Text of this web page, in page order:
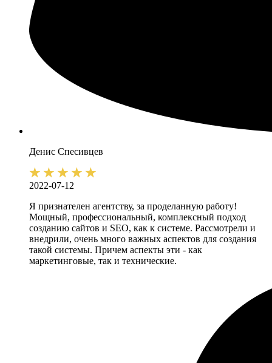
Денис Спесивцев
2022-07-12
Я признателен агентству, за проделанную работу!
Мощный, профессиональный, комплексный подход
созданию сайтов и SEO, как к системе. Рассмотрели и
внедрили, очень много важных аспектов для создания
такой системы. Причем аспекты эти - как
маркетинговые, так и технические.